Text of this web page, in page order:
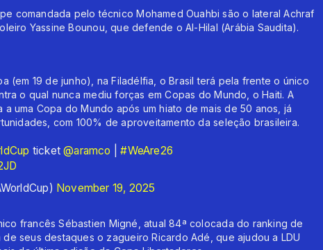
comandada pelo técnico Mohamed Ouahbi são o lateral Achraf
Yassine Bounou, que defende o Al-Hilal (Arábia Saudita).
(em 19 de junho), na Filadélfia, o Brasil terá pela frente o único
o qual nunca mediu forças em Copas do Mundo, o Haiti. A
uma Copa do Mundo após um hiato de mais de 50 anos, já
com 100% de aproveitamento da seleção brasileira.
ticket ️@aramco |#WeAre26
November 19, 2025
francês Sébastien Migné, atual 84ª colocada do ranking de
seus destaques o zagueiro Ricardo Adé, que ajudou a LDU